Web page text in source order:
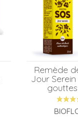
Remède
Jour
gouttes